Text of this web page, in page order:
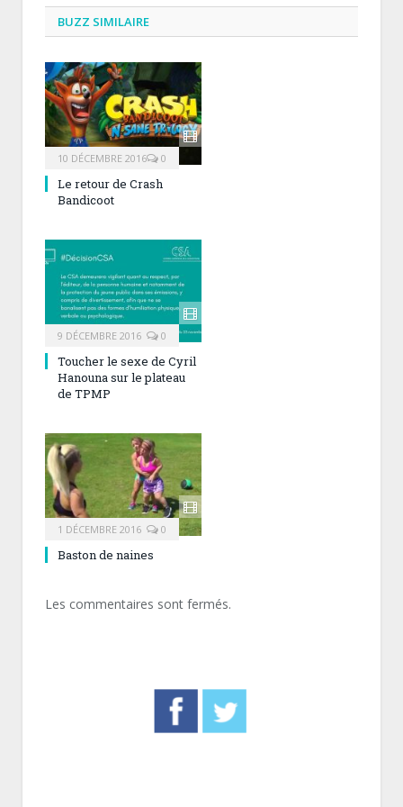
BUZZ SIMILAIRE
10 DÉCEMBRE 2016 0
Le retour de Crash
Bandicoot
9 DÉCEMBRE 2016 0
Toucher le sexe de Cyril
Hanouna sur le plateau
de TPMP
1 DÉCEMBRE 2016 0
Baston de naines
Les commentaires sont fermés.